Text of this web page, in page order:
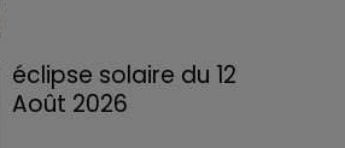
éclipse solaire du 12
Août 2026